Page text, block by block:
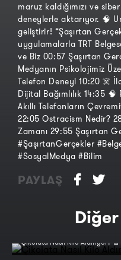
maruz kaldığımızı ve
deneylerle aktarıyor. 🧠
geliştirir! “Şaşırtan
uygulamalarla TRT
ve Biz 00:57 Şaşırtan
Medyanın Psikolojimiz
Telefon Deneyi 10:20 ☠️
Dijital Bağımlılık 14:35
Akıllı Telefonların
22:05 Ostracism Nedir?
Zamanı 29:55 Şaşırtan
#ŞaşırtanGerçekler
#SosyalMedya #Bilim
PAYLAŞ
Çikolata Nasıl Kilo Aldırıyor? 🍫